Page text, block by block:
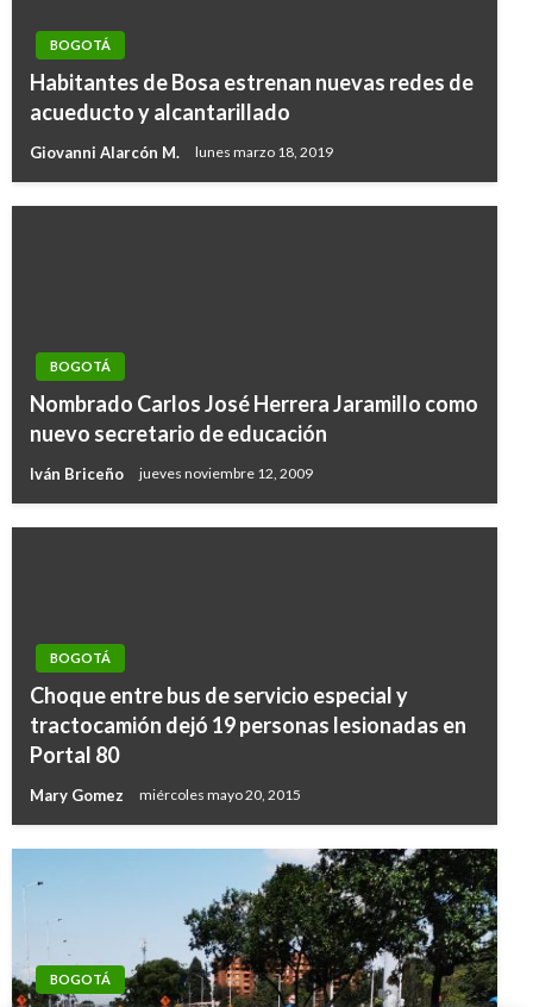
BOGOTÁ
Habitantes de Bosa estrenan nuevas redes de
acueducto y alcantarillado
Giovanni Alarcón M. lunes marzo 18, 2019
BOGOTÁ
Nombrado Carlos José Herrera Jaramillo como
nuevo secretario de educación
Iván Briceño jueves noviembre 12, 2009
BOGOTÁ
Choque entre bus de servicio especial y
tractocamión dejó 19 personas lesionadas en
Portal 80
Mary Gomez miércoles mayo 20, 2015
BOGOTÁ